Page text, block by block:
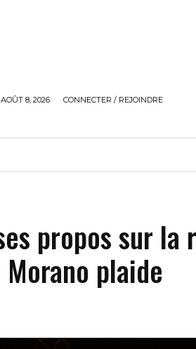
8, 2026 CONNECTER / REJOINDRE
propos sur la
plaide